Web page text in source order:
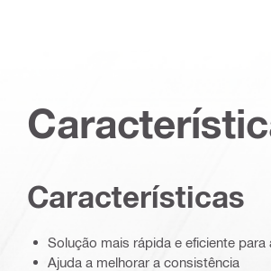
Características
Solução mais rápida e eficiente
Ajuda a melhorar a consistência